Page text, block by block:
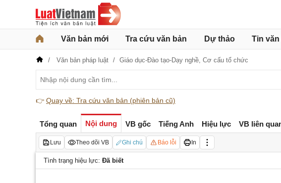
Văn bản mới Tra cứu văn bản Dự thảo Tin
Văn bản pháp luật Giáo dục-Đào tạo-Dạy nghề, Cơ cấu tổ chức
👉 Quay về: Tra cứu văn bản (phiên bản cũ)
Tổng quan Nội dung VB gốc Tiếng Anh Hiệu lực VB liên
Lưu Theo dõi VB Ghi chú Báo lỗi In
Tình trạng hiệu lực: Đã biết